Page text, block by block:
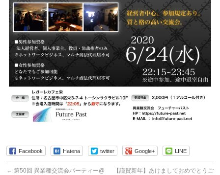
Facebook Hatena twitter Google+ LINE
← 第50回 異業種交流会パーティー@
【謹賀新年】あけましておめでとうご